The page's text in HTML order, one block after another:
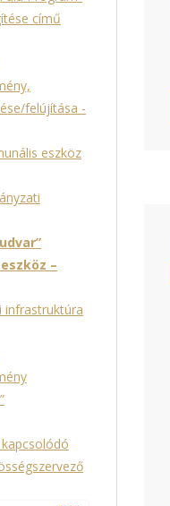
című
felújítása -
eszköz
eszköz –
infrastruktúra